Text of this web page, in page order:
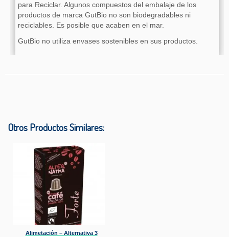
para Reciclar. Algunos compuestos del embalaje de los
productos de marca GutBio no son biodegradables ni
reciclables. Es posible que acaben en el mar.
GutBio no utiliza envases sostenibles en sus productos.
Otros Productos Similares:
Alimetación – Alternativa 3